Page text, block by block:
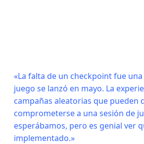
«La falta de un checkpoint fue
juego se lanzó en mayo. La
campañas aleatorias que
comprometerse a una sesión de
esperábamos, pero es genial ver
implementado.»